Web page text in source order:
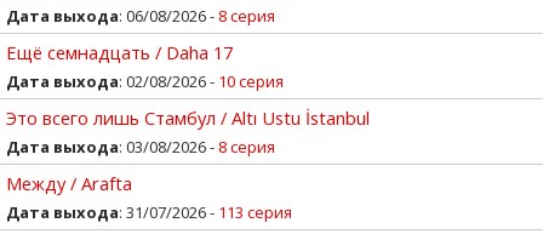
Дата выхода: 06/08/2026 - 8 серия
Ещё семнадцать / Daha 17
Дата выхода: 02/08/2026 - 10 серия
Это всего лишь Стамбул / Altı Ustu İstanbul
Дата выхода: 03/08/2026 - 8 серия
Между / Arafta
Дата выхода: 31/07/2026 - 113 серия